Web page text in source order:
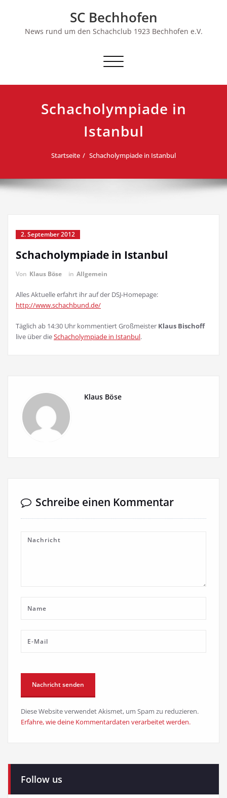
SC Bechhofen
News rund um den Schachclub 1923 Bechhofen e.V.
Schalte
Schacholympiade in
Istanbul
Startseite Schacholympiade in Istanbul
2. September 2012
Schacholympiade in Istanbul
Von Klaus Böse in Allgemein
Alles Aktuelle erfahrt ihr auf der DSJ-Homepage:
http://www.schachbund.de/
Täglich ab 14:30 Uhr kommentiert Großmeister Klaus Bischoff
live über dieSchacholympiade in Istanbul.
Klaus Böse
Schreibe einen Kommentar
Diese Website verwendet Akismet, um Spam zu reduzieren.
Erfahre, wie deine Kommentardaten verarbeitet werden.
Follow us